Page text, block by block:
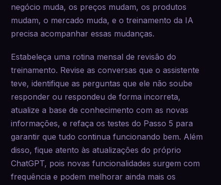
negócio muda, os preços mudam, os produtos
mudam, o mercado muda, e o treinamento da IA
precisa acompanhar essas mudanças.
Estabeleça uma rotina mensal de revisão do
treinamento. Revise as conversas que o assistente
teve, identifique as perguntas que ele não soube
responder ou respondeu de forma incorreta,
atualize a base de conhecimento com as novas
informações, e refaça os testes do Passo 5 para
garantir que tudo continua funcionando bem. Além
disso, fique atento às atualizações do próprio
ChatGPT, pois novas funcionalidades surgem com
frequência e podem melhorar ainda mais os